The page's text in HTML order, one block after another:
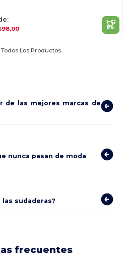
Los Productos.
de las mejores marcas de
nunca pasan de moda
sudaderas?
frecuentes